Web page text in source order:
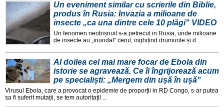
Un eveniment similar cu scrierile din Biblie,
produs în Rusia: Invazia a milioane de
insecte „ca una dintre cele 10 plăgi" VIDEO
Un fenomen neobișnuit s-a petrecut in Rusia, unde milioane
de insecte au „inundat" cerul, inghițind drumurile și d ...
Al doilea cel mai mare focar de Ebola din
istorie se agravează. Ce îi îngrijorează acum
pe specialiști: „Mergem din ușă în ușă"
Virusul Ebola, care a provocat o epidemie de proporții in RD Congo, s-ar putea
sa fi suferit mutații, se tem autoritațil ...